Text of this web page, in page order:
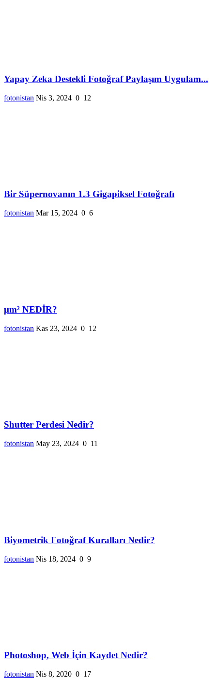
Yapay Zeka Destekli Fotoğraf Paylaşım Uygulam...
fotonistan Nis 3, 2024 0 12
Bir Süpernovanın 1.3 Gigapiksel Fotoğrafı
fotonistan Mar 15, 2024 0 6
µm² NEDİR?
fotonistan Kas 23, 2024 0 12
Shutter Perdesi Nedir?
fotonistan May 23, 2024 0 11
Biyometrik Fotoğraf Kuralları Nedir?
fotonistan Nis 18, 2024 0 9
Photoshop, Web İçin Kaydet Nedir?
fotonistan Nis 8, 2020 0 17